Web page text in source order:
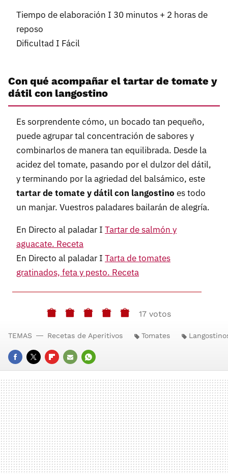
Tiempo de elaboración I 30 minutos + 2 horas de
reposo
Dificultad I Fácil
Con qué acompañar el tartar de tomate y
dátil con langostino
Es sorprendente cómo, un bocado tan pequeño,
puede agrupar tal concentración de sabores y
combinarlos de manera tan equilibrada. Desde la
acidez del tomate, pasando por el dulzor del dátil,
y terminando por la agriedad del balsámico, este
tartar de tomate y dátil con langostino es todo
un manjar. Vuestros paladares bailarán de alegría.
En Directo al paladar I Tartar de salmón y
aguacate. Receta
En Directo al paladar I Tarta de tomates
gratinados, feta y pesto. Receta
17 votos
FACEBOOK
TWITTERFLIPBOARD
E-
MAIL
WHATSAPP
TEMAS Recetas de Aperitivos Tomates